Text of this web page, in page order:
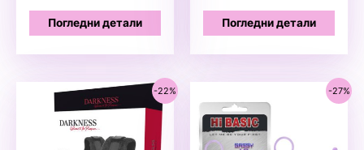
was:
1699 ден.
is:
Погледни детали
was:
999 ден.
is:
899 ден.
Погледни детали
-22% -27%